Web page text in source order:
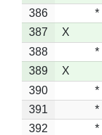
386
*
387
X
388
*
389
X
390
*
391
*
392
*